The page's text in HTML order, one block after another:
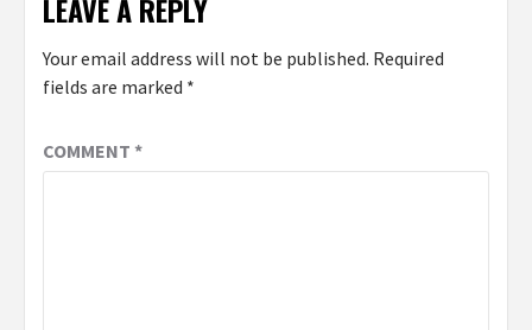
LEAVE A REPLY
Your email address will not be published. Required
fields are marked *
COMMENT *